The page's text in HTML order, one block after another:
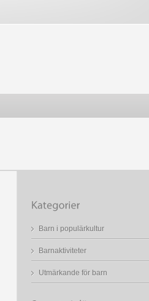
Barn i populärkultur
Barnaktiviteter
Utmärkande för barn